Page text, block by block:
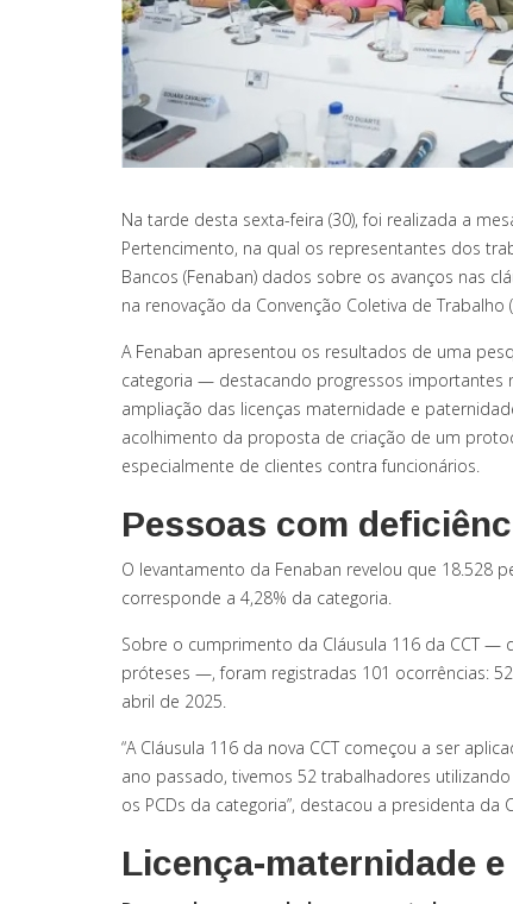
Na tarde desta sexta-feira (30), foi realizada a
Pertencimento, na qual os representantes dos
Bancos (Fenaban) dados sobre os avanços nas
na renovação da Convenção Coletiva de Trabalho
A Fenaban apresentou os resultados de uma
categoria — destacando progressos importantes
ampliação das licenças maternidade e
acolhimento da proposta de criação de um
especialmente de clientes contra funcionários.
Pessoas com
O levantamento da Fenaban revelou que 18.528
corresponde a 4,28% da categoria.
Sobre o cumprimento da Cláusula 116 da CCT
próteses —, foram registradas 101 ocorrências:
abril de 2025.
“A Cláusula 116 da nova CCT começou a ser
ano passado, tivemos 52 trabalhadores
os PCDs da categoria”, destacou a presidenta da
Licença-maternidade